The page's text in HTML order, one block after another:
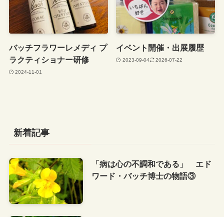
バッチフラワーレメディ プ
ラクティショナー研修
2024-11-01
イベント開催・出展履歴
2023-09-04 2026-07-22
新着記事
「病は心の不調和である」 エド
ワード・バッチ博士の物語③